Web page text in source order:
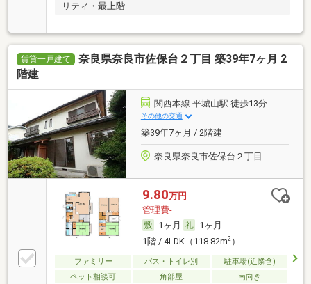
リティ・最上階
賃貸一戸建て
奈良県奈良市佐保台２丁目 築39年7ヶ月 2
階建
関西本線 平城山駅 徒歩13分
その他の交通
築39年7ヶ月 / 2階建
奈良県奈良市佐保台２丁目
9.80万円
管理費-
1ヶ月
1ヶ月
1階 / 4LDK（118.82m2）
ファミリー バス・トイレ別
駐車場(近隣含)
ペット相談可
角部屋 南向き